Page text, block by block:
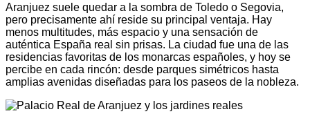
Aranjuez suele quedar a la sombra de Toledo o Segovia,
pero precisamente ahí reside su principal ventaja. Hay
menos multitudes, más espacio y una sensación de
auténtica España real sin prisas. La ciudad fue una de las
residencias favoritas de los monarcas españoles, y hoy se
percibe en cada rincón: desde parques simétricos hasta
amplias avenidas diseñadas para los paseos de la nobleza.